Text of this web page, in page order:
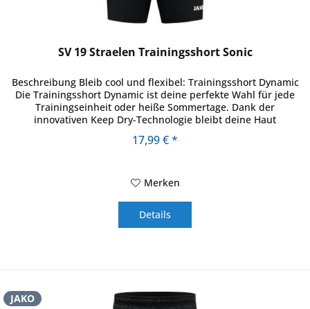
SV 19 Straelen Trainingsshort Sonic
Beschreibung Bleib cool und flexibel: Trainingsshort Dynamic
Die Trainingsshort Dynamic ist deine perfekte Wahl für jede
Trainingseinheit oder heiße Sommertage. Dank der
innovativen Keep Dry-Technologie bleibt deine Haut
17,99 € *
Merken
Details
JAKO